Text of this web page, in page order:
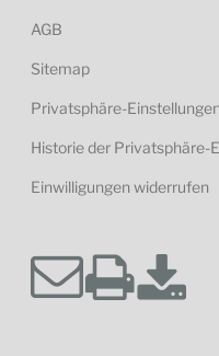
AGB
Sitemap
Privatsphäre-
Historie der Privatsphäre-
Einwilligungen widerrufen